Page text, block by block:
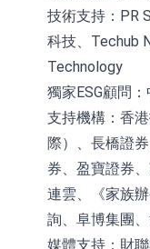
技術支持：PR
科技、Techub
Technology
獨家ESG顧問
支持機構：香
際）、長橋證
券、盈寶證券
連雲、《家族
詢、阜博集團
媒體支持：財